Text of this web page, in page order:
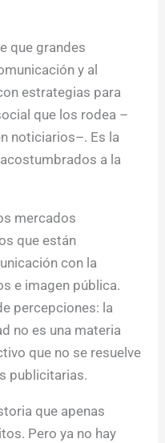
que grandes
y al
estrategias para
que los rodea –
noticiarios–. Es la
a la
mercados
que están
con la
e imagen pública.
percepciones: la
no es una materia
que no se resuelve
publicitarias.
que apenas
Pero ya no hay